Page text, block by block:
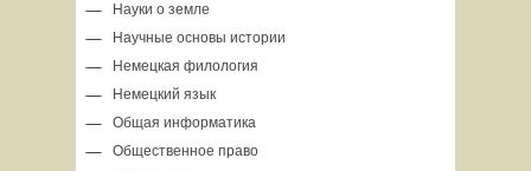
Науки о земле
Научные основы истории
Немецкая филология
Немецкий язык
Общая информатика
Общественное право